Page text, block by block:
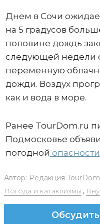
Днем в Сочи
на 5 градусов
половине дождь
следующей недели
переменную
дожди. Воздух
как и вода в море.
Ранее TourDom.ru
Подмосковье
погодной опасности
Автор: Редакция
Погода и катаклизмы ,